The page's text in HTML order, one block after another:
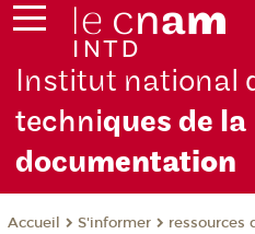
Institut national
techniques de la
documentation
Accueil S'informer ressources